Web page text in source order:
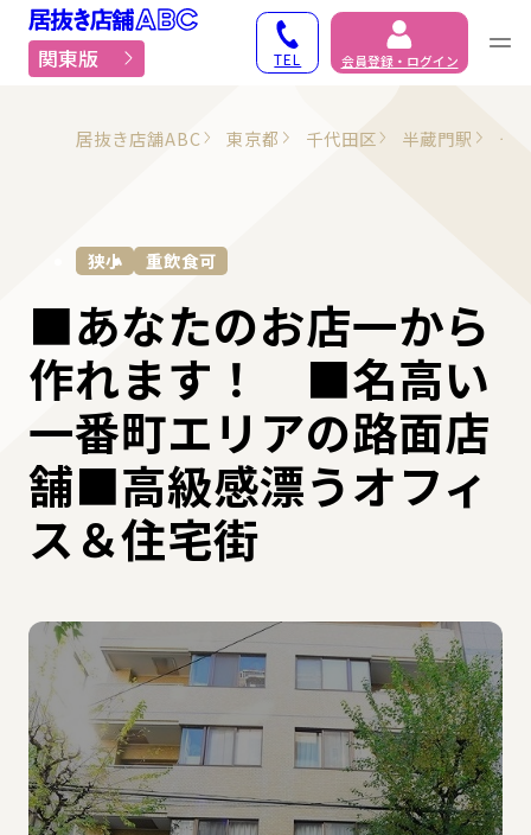
居抜き物件・貸店舗で
関東版 TEL 会員登録・ログイン
居抜き店舗ABC 東京都 千代田区 半蔵門駅 そ
狭小 重飲食可
■あなたのお店一から
作れます！ ■名高い
一番町エリアの路面店
舗■高級感漂うオフィ
ス＆住宅街